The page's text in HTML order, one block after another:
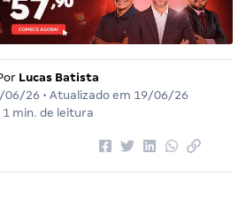
Lucas Batista
06/26 • Atualizado em 19/06/26
1 min. de leitura